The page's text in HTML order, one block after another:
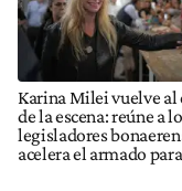
Karina Milei vuelve al
de la escena: reúne a
legisladores
acelera el armado